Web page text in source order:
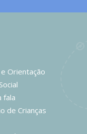
Orientação
fala
de Crianças